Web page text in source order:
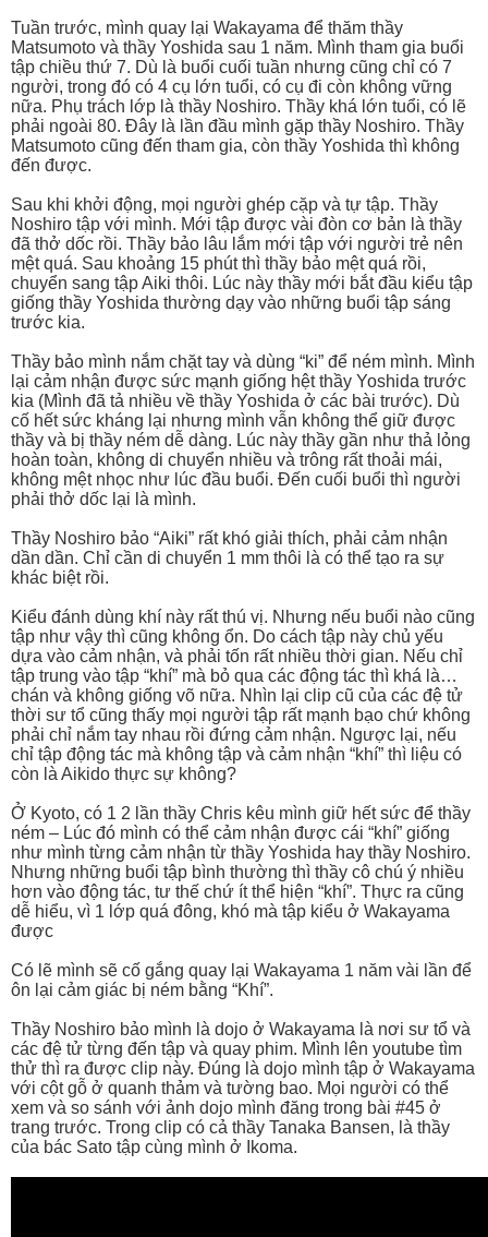
Tuần trước, mình quay lại Wakayama để thăm thầy
Matsumoto và thầy Yoshida sau 1 năm. Mình tham gia buổi
tập chiều thứ 7. Dù là buổi cuối tuần nhưng cũng chỉ có 7
người, trong đó có 4 cụ lớn tuổi, có cụ đi còn không vững
nữa. Phụ trách lớp là thầy Noshiro. Thầy khá lớn tuổi, có lẽ
phải ngoài 80. Đây là lần đầu mình gặp thầy Noshiro. Thầy
Matsumoto cũng đến tham gia, còn thầy Yoshida thì không
đến được.
Sau khi khởi động, mọi người ghép cặp và tự tập. Thầy
Noshiro tập với mình. Mới tập được vài đòn cơ bản là thầy
đã thở dốc rồi. Thầy bảo lâu lắm mới tập với người trẻ nên
mệt quá. Sau khoảng 15 phút thì thầy bảo mệt quá rồi,
chuyển sang tập Aiki thôi. Lúc này thầy mới bắt đầu kiểu tập
giống thầy Yoshida thường dạy vào những buổi tập sáng
trước kia.
Thầy bảo mình nắm chặt tay và dùng “ki” để ném mình. Mình
lại cảm nhận được sức mạnh giống hệt thầy Yoshida trước
kia (Mình đã tả nhiều về thầy Yoshida ở các bài trước). Dù
cố hết sức kháng lại nhưng mình vẫn không thể giữ được
thầy và bị thầy ném dễ dàng. Lúc này thầy gần như thả lỏng
hoàn toàn, không di chuyển nhiều và trông rất thoải mái,
không mệt nhọc như lúc đầu buổi. Đến cuối buổi thì người
phải thở dốc lại là mình.
Thầy Noshiro bảo “Aiki” rất khó giải thích, phải cảm nhận
dần dần. Chỉ cần di chuyển 1 mm thôi là có thể tạo ra sự
khác biệt rồi.
Kiểu đánh dùng khí này rất thú vị. Nhưng nếu buổi nào cũng
tập như vậy thì cũng không ổn. Do cách tập này chủ yếu
dựa vào cảm nhận, và phải tốn rất nhiều thời gian. Nếu chỉ
tập trung vào tập “khí” mà bỏ qua các động tác thì khá là…
chán và không giống võ nữa. Nhìn lại clip cũ của các đệ tử
thời sư tổ cũng thấy mọi người tập rất mạnh bạo chứ không
phải chỉ nắm tay nhau rồi đứng cảm nhận. Ngược lại, nếu
chỉ tập động tác mà không tập và cảm nhận “khí” thì liệu có
còn là Aikido thực sự không?
Ở Kyoto, có 1 2 lần thầy Chris kêu mình giữ hết sức để thầy
ném – Lúc đó mình có thể cảm nhận được cái “khí” giống
như mình từng cảm nhận từ thầy Yoshida hay thầy Noshiro.
Nhưng những buổi tập bình thường thì thầy cô chú ý nhiều
hơn vào động tác, tư thế chứ ít thể hiện “khí”. Thực ra cũng
dễ hiểu, vì 1 lớp quá đông, khó mà tập kiểu ở Wakayama
được
Có lẽ mình sẽ cố gắng quay lại Wakayama 1 năm vài lần để
ôn lại cảm giác bị ném bằng “Khí”.
Thầy Noshiro bảo mình là dojo ở Wakayama là nơi sư tổ và
các đệ tử từng đến tập và quay phim. Mình lên youtube tìm
thử thì ra được clip này. Đúng là dojo mình tập ở Wakayama
với cột gỗ ở quanh thảm và tường bao. Mọi người có thể
xem và so sánh với ảnh dojo mình đăng trong bài #45 ở
trang trước. Trong clip có cả thầy Tanaka Bansen, là thầy
của bác Sato tập cùng mình ở Ikoma.